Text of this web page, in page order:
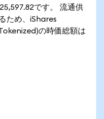
です。 流通供
ため、iShares
の時価総額は